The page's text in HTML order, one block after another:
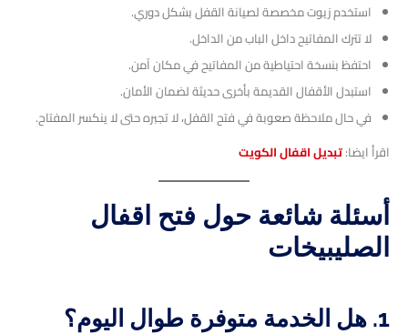
استخدم زيوت مخصصة لصيانة القفل بشكل دوري.
لا تترك المفاتيح داخل الباب من الداخل.
احتفظ بنسخة احتياطية من المفاتيح في مكان آمن.
استبدل الأقفال القديمة بأخرى حديثة لضمان الأمان.
في حال ملاحظة صعوبة في فتح القفل، لا تجبره حتى لا ينكسر المفتاح.
اقرأ ايضا:تبديل اقفال الكويت
أسئلة شائعة حول فتح اقفال
الصليبيخات
1. هل الخدمة متوفرة طوال اليوم؟